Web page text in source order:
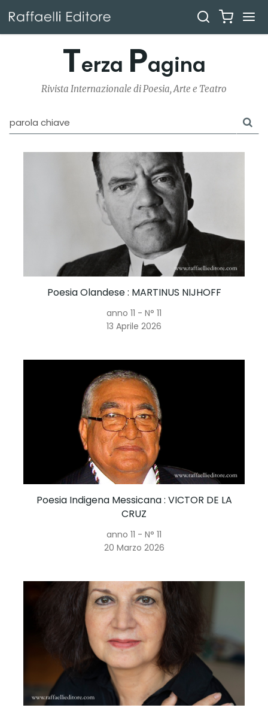
Terza Pagina
Rivista Internazionale di Poesia, Arte e Teatro
Poesia Olandese: MARTINUS NIJHOFF
anno 11 - N° 11
13 Aprile 2026
Poesia Indigena Messicana: VICTOR DE LA
CRUZ
anno 11 - N° 11
20 Marzo 2026